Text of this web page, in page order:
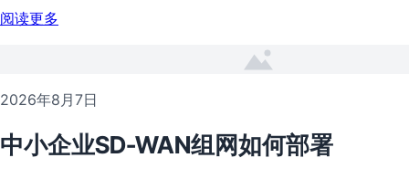
阅读更多
2026年8月7日
中小企业SD-WAN组网如何部署